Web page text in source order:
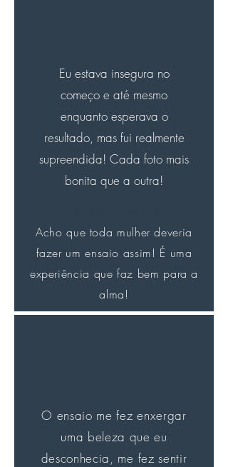
Eu estava insegura no
começo e até mesmo
enquanto esperava o
resultado, mas fui realmente
supreendida! Cada foto mais
bonita que a outra!
Acho que toda mulher deveria
fazer um ensaio assim! É uma
experiência que faz bem para a
alma!
O ensaio me fez enxergar
uma beleza que eu
desconhecia, me fez sentir